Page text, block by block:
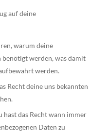
auf deine
warum deine
benötigt werden, was damit
werden.
Recht deine uns bekannten
hast das Recht wann immer
Daten zu